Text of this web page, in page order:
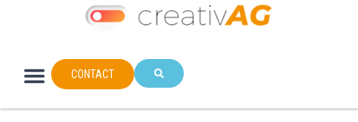
CONTACT